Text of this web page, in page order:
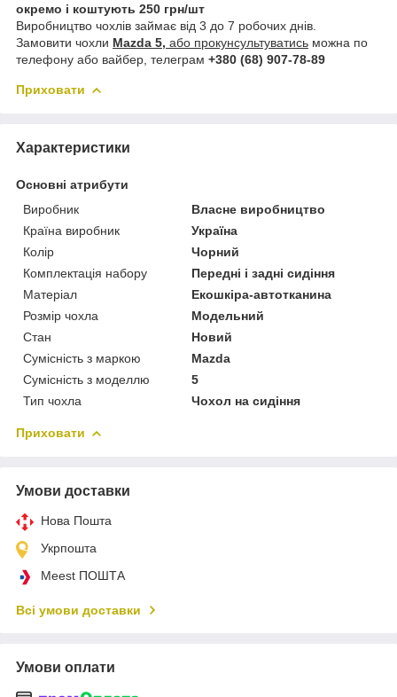
окремо і коштують 250 грн/шт
Виробництво чохлів займає від 3 до 7 робочих днів.
Замовити чохли Mazda 5, або прокунсультуватись можна по
телефону або вайбер, телеграм +380 (68) 907-78-89
Приховати
Характеристики
Основні атрибути
Виробник
Власне виробництво
Країна виробник
Україна
Колір
Чорний
Комплектація набору
Передні і задні сидіння
Матеріал
Екошкіра-автотканина
Розмір чохла
Модельний
Стан
Новий
Сумісність з маркою
Mazda
Сумісність з моделлю
5
Тип чохла
Чохол на сидіння
Приховати
Умови доставки
Нова Пошта
Укрпошта
Meest ПОШТА
Всі умови доставки
Умови оплати